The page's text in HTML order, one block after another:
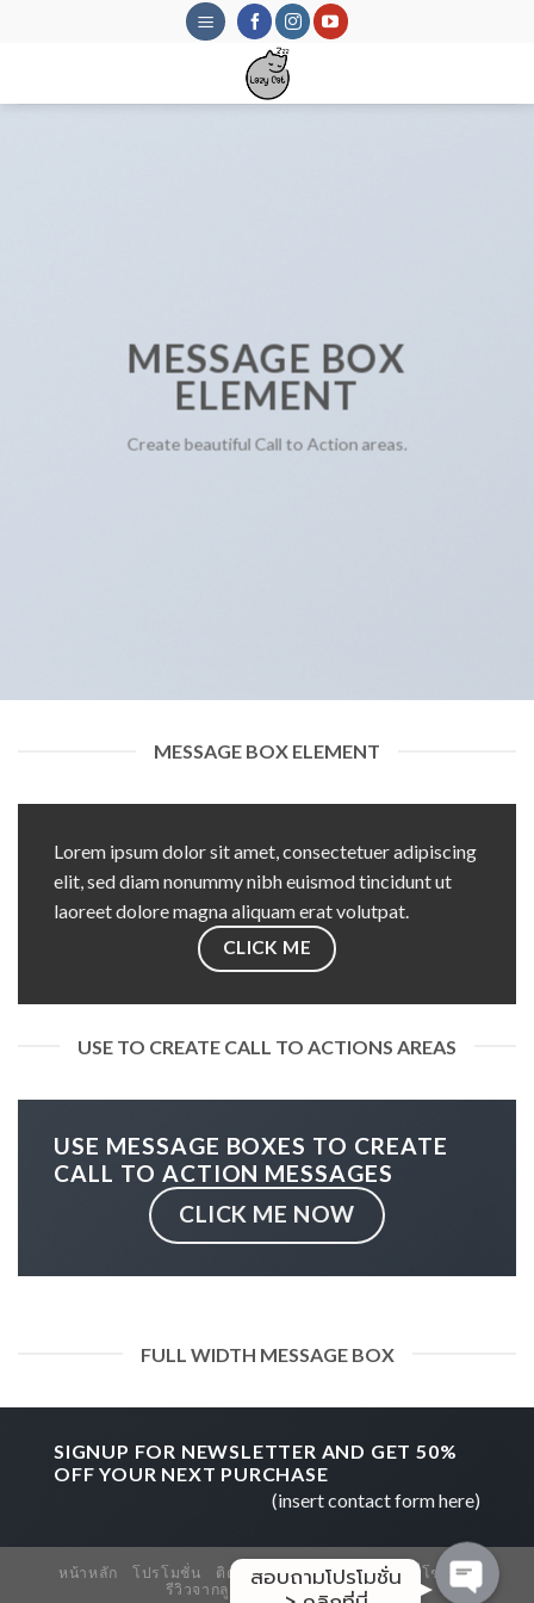
MESSAGE BOX
ELEMENT
Create beautiful Call to Action areas.
MESSAGE BOX ELEMENT
Lorem ipsum dolor sit amet, consectetuer adipiscing
elit, sed diam nonummy nibh euismod tincidunt ut
laoreet dolore magna aliquam erat volutpat.
CLICK ME
USE TO CREATE CALL TO ACTIONS AREAS
USE MESSAGE BOXES TO CREATE
CALL TO ACTION MESSAGES
CLICK ME NOW
FULL WIDTH MESSAGE BOX
SIGNUP FOR NEWSLETTER AND GET 50%
OFF YOUR NEXT PURCHASE
(insert contact form here)
หน้าหลัก โปรโมชั่น ติดต่อเรา / สั่งซื้อสินค้า
แผนที่โชว์รูม
รีวิวจากลูกค้าจริง
เกี่ยวกับเรา
โปรโมชั่น
สอบถามโปรโมชั่น